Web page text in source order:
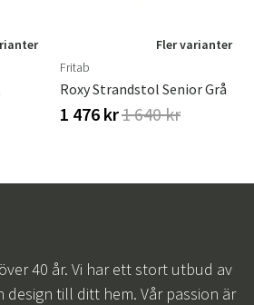
Fler varianter
Fritab
Roxy Strandstol Senior Grå
1 476 kr1 640 kr
40 år. Vi har ett stort utbud av
design till ditt hem. Vår passion är